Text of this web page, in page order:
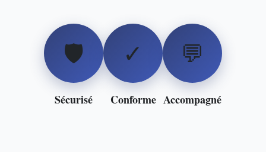
🛡️
Sécurisé
✓
Conforme
💬
Accompagné